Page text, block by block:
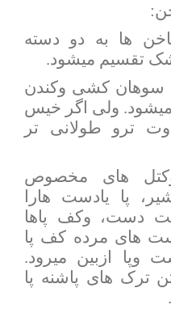
ها به دو دسته
تقسیم میشود.
سوهان کشی وکندن
میشود. ولی اگر خیس
ترو طولانی تر
های مخصوص
پا یادست هارا
دست، وکف پاها
های مرده کف پا
وپا ازبین میرود.
ترک های پاشنه پا